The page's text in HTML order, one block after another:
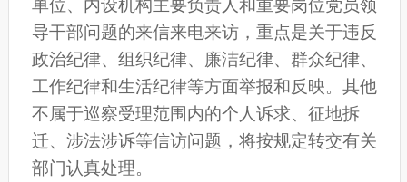
单位、内设机构主要负责人和重要岗位党员领
导干部问题的来信来电来访，重点是关于违反
政治纪律、组织纪律、廉洁纪律、群众纪律、
工作纪律和生活纪律等方面举报和反映。其他
不属于巡察受理范围内的个人诉求、征地拆
迁、涉法涉诉等信访问题，将按规定转交有关
部门认真处理。